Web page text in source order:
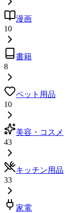
漫画
10
書籍
8
ペット用品
10
美容・コスメ
43
キッチン用品
33
家電